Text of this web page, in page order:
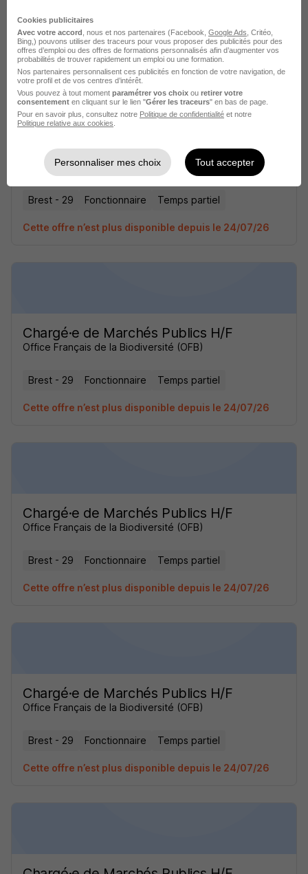
Brest - 29 Fonctionnaire
Cette offre n’est plus disponible depuis le 24/07/26
Chargé·e de Marchés Publics H/F
Office Français de la Biodiversité (OFB)
Brest - 29 Fonctionnaire Temps partiel
Cette offre n’est plus disponible depuis le 24/07/26
Chargé·e de Marchés Publics H/F
Office Français de la Biodiversité (OFB)
Brest - 29 Fonctionnaire Temps partiel
Cette offre n’est plus disponible depuis le 24/07/26
Chargé·e de Marchés Publics H/F
Office Français de la Biodiversité (OFB)
Brest - 29 Fonctionnaire Temps partiel
Cette offre n’est plus disponible depuis le 24/07/26
Chargé·e de Marchés Publics H/F
Office Français de la Biodiversité (OFB)
Brest - 29 Fonctionnaire Temps partiel
Cette offre n’est plus disponible depuis le 24/07/26
Cookies publicitaires
Avec votre accord , nous et nos partenaires (Facebook, Google Ads , Critéo,
Bing,) pouvons utiliser des traceurs pour vous proposer des publicités pour des
offres d’emploi ou des offres de formations personnalisés afin d’augmenter vos
probabilités de trouver rapidement un emploi ou une formation.
Nos partenaires personnalisent ces publicités en fonction de votre navigation, de
votre profil et de vos centres d’intérêt.
Vous pouvez à tout moment paramétrer vos choix ou retirer votre
consentement en cliquant sur le lien "Gérer les traceurs" en bas de page.
Pour en savoir plus, consultez notre Politique de confidentialité et notre
Politique relative aux cookies
Personnaliser mes choix Tout accepter